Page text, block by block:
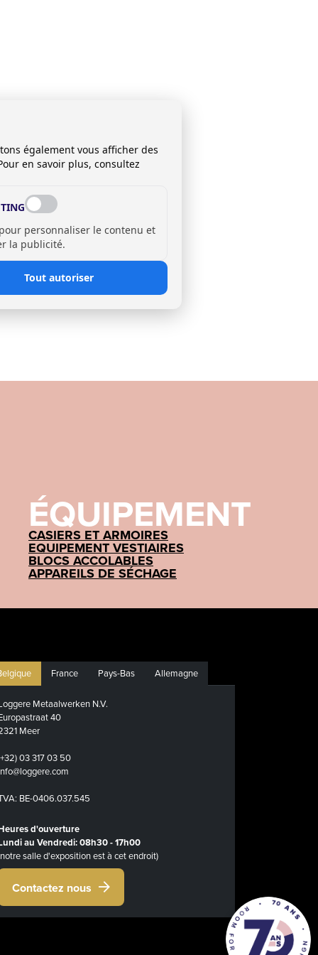
ÉQUIPEMENT
CASIERS ET ARMOIRES
EQUIPEMENT VESTIAIRES
BLOCS ACCOLABLES
APPAREILS DE SÉCHAGE
France Pays-Bas Allemagne
Metaalwerken N.V.
40
Meer
03 317 03 50
BE-0406.037.545
d'ouverture
au Vendredi: 08h30 - 17h00
salle d'exposition est à cet endroit)
Contactez nous
également vous afficher des
en savoir plus, consultez
personnaliser le contenu et
la publicité.
Tout autoriser